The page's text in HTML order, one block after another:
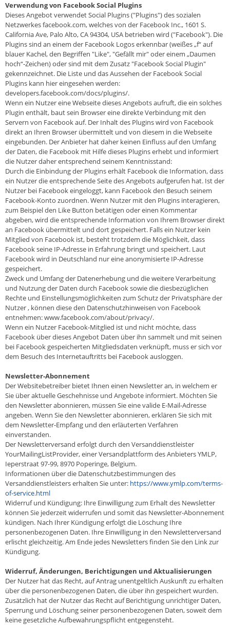
Verwendung von Facebook Social Plugins
Dieses Angebot verwendet Social Plugins ("Plugins") des sozialen
Netzwerkes facebook.com, welches von der Facebook Inc., 1601 S.
California Ave, Palo Alto, CA 94304, USA betrieben wird ("Facebook"). Die
Plugins sind an einem der Facebook Logos erkennbar (weißes „f“ auf
blauer Kachel, den Begriffen "Like", "Gefällt mir" oder einem „Daumen
hoch“-Zeichen) oder sind mit dem Zusatz "Facebook Social Plugin"
gekennzeichnet. Die Liste und das Aussehen der Facebook Social
Plugins kann hier eingesehen werden:
developers.facebook.com/docs/plugins/.
Wenn ein Nutzer eine Webseite dieses Angebots aufruft, die ein solches
Plugin enthält, baut sein Browser eine direkte Verbindung mit den
Servern von Facebook auf. Der Inhalt des Plugins wird von Facebook
direkt an Ihren Browser übermittelt und von diesem in die Webseite
eingebunden. Der Anbieter hat daher keinen Einfluss auf den Umfang
der Daten, die Facebook mit Hilfe dieses Plugins erhebt und informiert
die Nutzer daher entsprechend seinem Kenntnisstand:
Durch die Einbindung der Plugins erhält Facebook die Information, dass
ein Nutzer die entsprechende Seite des Angebots aufgerufen hat. Ist der
Nutzer bei Facebook eingeloggt, kann Facebook den Besuch seinem
Facebook-Konto zuordnen. Wenn Nutzer mit den Plugins interagieren,
zum Beispiel den Like Button betätigen oder einen Kommentar
abgeben, wird die entsprechende Information von Ihrem Browser direkt
an Facebook übermittelt und dort gespeichert. Falls ein Nutzer kein
Mitglied von Facebook ist, besteht trotzdem die Möglichkeit, dass
Facebook seine IP-Adresse in Erfahrung bringt und speichert. Laut
Facebook wird in Deutschland nur eine anonymisierte IP-Adresse
gespeichert.
Zweck und Umfang der Datenerhebung und die weitere Verarbeitung
und Nutzung der Daten durch Facebook sowie die diesbezüglichen
Rechte und Einstellungsmöglichkeiten zum Schutz der Privatsphäre der
Nutzer , können diese den Datenschutzhinweisen von Facebook
entnehmen: www.facebook.com/about/privacy/.
Wenn ein Nutzer Facebook-Mitglied ist und nicht möchte, dass
Facebook über dieses Angebot Daten über ihn sammelt und mit seinen
bei Facebook gespeicherten Mitgliedsdaten verknüpft, muss er sich vor
dem Besuch des Internetauftritts bei Facebook ausloggen.
Newsletter-Abonnement
Der Websitebetreiber bietet Ihnen einen Newsletter an, in welchem er
Sie über aktuelle Geschehnisse und Angebote informiert. Möchten Sie
den Newsletter abonnieren, müssen Sie eine valide E-Mail-Adresse
angeben. Wenn Sie den Newsletter abonnieren, erklären Sie sich mit
dem Newsletter-Empfang und den erläuterten Verfahren
einverstanden.
Der Newsletterversand erfolgt durch den Versanddienstleister
YourMailingListProvider, einer Versandplattform des Anbieters YMLP,
Ieperstraat 97-99, 8970 Poperinge, Belgium.
Informationen über die Datenschutzbestimmungen des
Versanddienstleisters erhalten Sie unter: https://www.ymlp.com/terms-
of-service.html
Widerruf und Kündigung: Ihre Einwilligung zum Erhalt des Newsletter
können Sie jederzeit widerrufen und somit das Newsletter-Abonnement
kündigen. Nach Ihrer Kündigung erfolgt die Löschung Ihre
personenbezogenen Daten. Ihre Einwilligung in den Newsletterversand
erlischt gleichzeitig. Am Ende jedes Newsletters finden Sie den Link zur
Kündigung.
Widerruf, Änderungen, Berichtigungen und Aktualisierungen
Der Nutzer hat das Recht, auf Antrag unentgeltlich Auskunft zu erhalten
über die personenbezogenen Daten, die über ihn gespeichert wurden.
Zusätzlich hat der Nutzer das Recht auf Berichtigung unrichtiger Daten,
Sperrung und Löschung seiner personenbezogenen Daten, soweit dem
keine gesetzliche Aufbewahrungspflicht entgegensteht.